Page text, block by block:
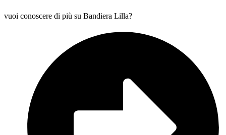
vuoi conoscere di più su Bandiera Lilla?